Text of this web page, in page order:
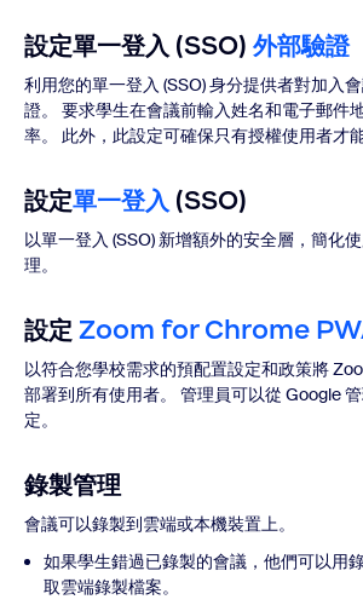
設定單一登入 (SSO) 外部驗證
利用您的單一登入 (SSO) 身分提供者對加入
證。 要求學生在會議前輸入姓名和電子郵件
率。 此外，此設定可確保只有授權使用者才
設定單一登入 (SSO)
以單一登入 (SSO) 新增額外的安全層，簡化
理。
設定 Zoom for Chrome
以符合您學校需求的預配置設定和政策將
部署到所有使用者。 管理員可以從 Google
定。
錄製管理
會議可以錄製到雲端或本機裝置上。
如果學生錯過已錄製的會議，他們可以用
取雲端錄製檔案。